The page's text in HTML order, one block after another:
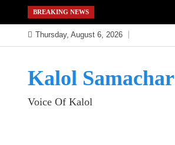
to
content
BREAKING NEWS
Thursday, August 6, 2026
Kalol Samachar
Voice Of Kalol